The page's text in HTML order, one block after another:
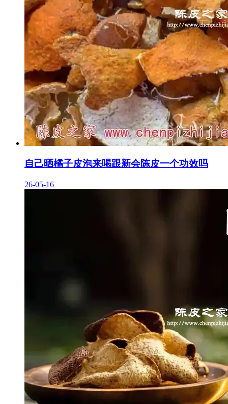
自己晒橘子皮泡来喝跟新会陈皮一个功效吗
26-05-16